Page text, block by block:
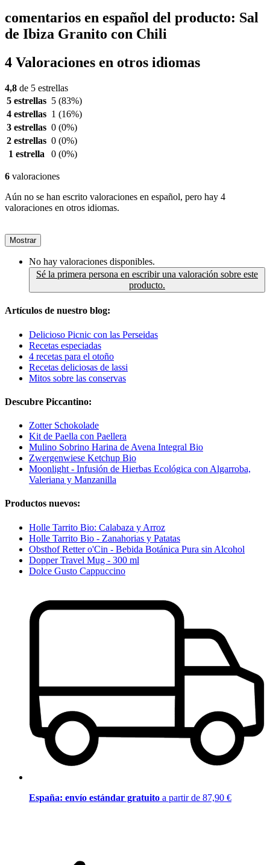
comentarios en español del producto: Sal
de Ibiza Granito con Chili
4 Valoraciones en otros idiomas
4,8 de 5 estrellas
5 estrellas 5 (83%)
4 estrellas 1 (16%)
3 estrellas 0 (0%)
2 estrellas 0 (0%)
1 estrella
0 (0%)
6 valoraciones
Aún no se han escrito valoraciones en español, pero hay 4
valoraciones en otros idiomas.
Mostrar
No hay valoraciones disponibles.
Sé la primera persona en escribir una valoración sobre este
producto.
Artículos de nuestro blog:
Delicioso Picnic con las Perseidas
Recetas especiadas
4 recetas para el otoño
Recetas deliciosas de lassi
Mitos sobre las conservas
Descubre Piccantino:
Zotter Schokolade
Kit de Paella con Paellera
Mulino Sobrino Harina de Avena Integral Bio
Zwergenwiese Ketchup Bio
Moonlight - Infusión de Hierbas Ecológica con Algarroba,
Valeriana y Manzanilla
Productos nuevos:
Holle Tarrito Bio: Calabaza y Arroz
Holle Tarrito Bio - Zanahorias y Patatas
Obsthof Retter o'Cin - Bebida Botánica Pura sin Alcohol
Dopper Travel Mug - 300 ml
Dolce Gusto Cappuccino
España: envío estándar gratuito a partir de 87,90 €